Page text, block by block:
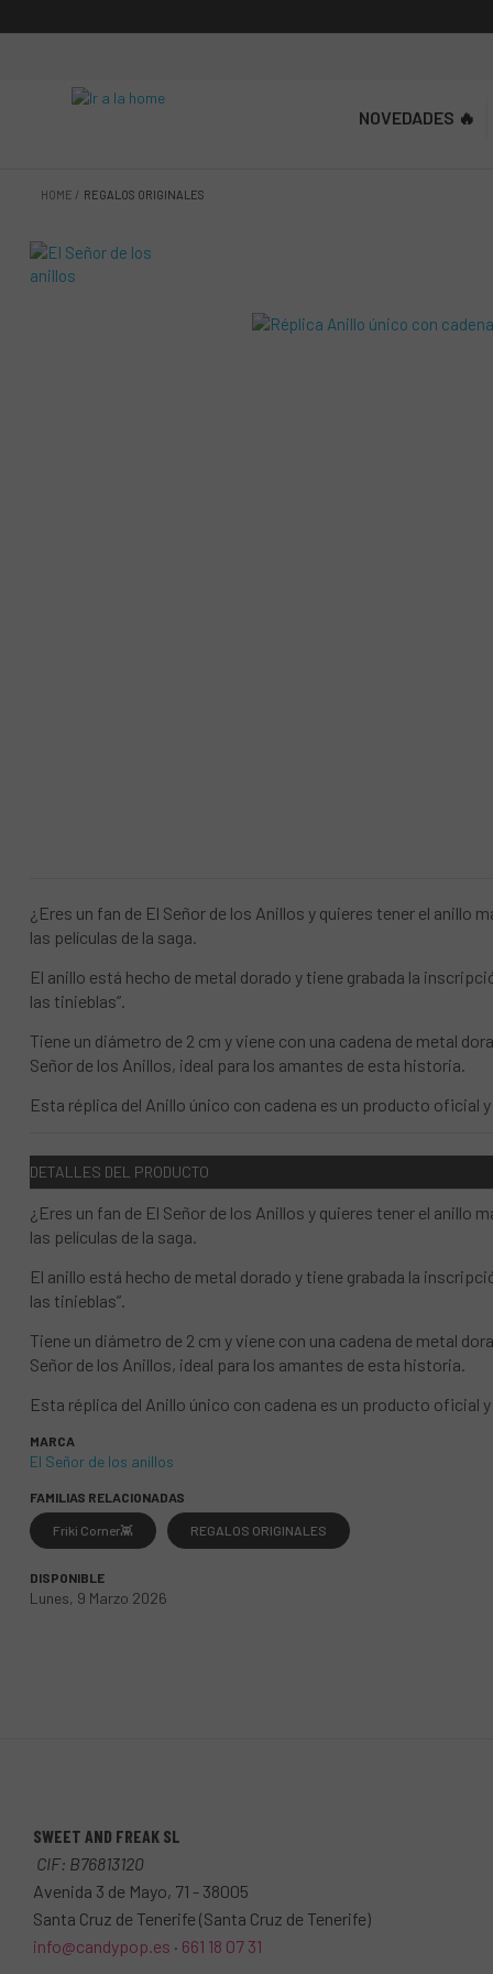
NOVEDADES 🔥
HOME REGALOS ORIGINALES
¿Eres un fan de El Señor de los Anillos y quieres tener el anillo
las películas de la saga.
El anillo está hecho de metal dorado y tiene grabada la
las tinieblas”.
Tiene un diámetro de 2 cm y viene con una cadena de metal
Señor de los Anillos, ideal para los amantes de esta historia.
Esta réplica del Anillo único con cadena es un producto oficial
DETALLES DEL PRODUCTO
¿Eres un fan de El Señor de los Anillos y quieres tener el anillo
las películas de la saga.
El anillo está hecho de metal dorado y tiene grabada la
las tinieblas”.
Tiene un diámetro de 2 cm y viene con una cadena de metal
Señor de los Anillos, ideal para los amantes de esta historia.
Esta réplica del Anillo único con cadena es un producto oficial
MARCA
El Señor de los anillos
FAMILIAS RELACIONADAS
Friki Corner👾 REGALOS ORIGINALES
DISPONIBLE
Lunes, 9 Marzo 2026
SWEET AND FREAK SL
CIF: B76813120
Avenida 3 de Mayo, 71 - 38005
Santa Cruz de Tenerife (Santa Cruz de Tenerife)
info@candypop.es · 661 18 07 31